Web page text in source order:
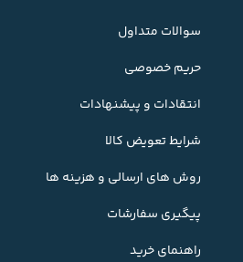
سوالات متداول
حریم خصوصی
انتقادات و پیشنهادات
شرایط تعویض کالا
روش های ارسالی و هزینه ها
پیگیری سفارشات
راهنمای خرید